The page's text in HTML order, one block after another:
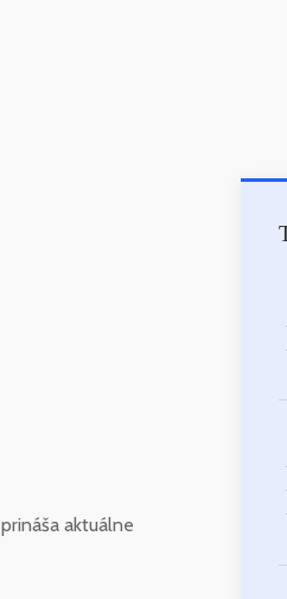
aktuálne